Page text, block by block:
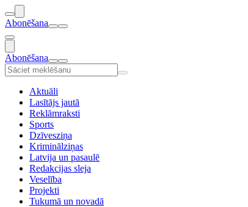
Abonēšana
Abonēšana
Aktuāli
Lasītājs jautā
Reklāmraksti
Sports
Dzīvesziņa
Kriminālziņas
Latvija un pasaulē
Redakcijas sleja
Veselība
Projekti
Tukumā un novadā